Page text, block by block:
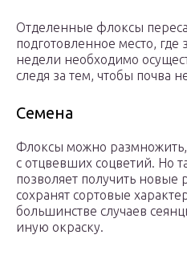
Отделенные флоксы
подготовленное место,
недели необходимо
следя за тем, чтобы почва
Семена
Флоксы можно
с отцвевших соцветий. Но
позволяет получить новые
сохранят сортовые
большинстве случаев
иную окраску.